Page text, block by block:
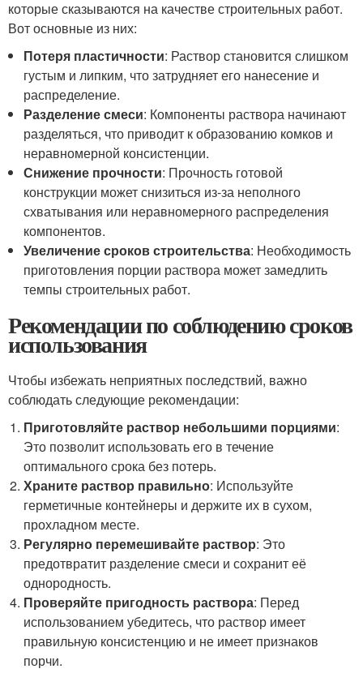
которые сказываются на качестве строительных работ.
Вот основные из них:
Потеря пластичности: Раствор становится слишком
густым и липким, что затрудняет его нанесение и
распределение.
Разделение смеси: Компоненты раствора начинают
разделяться, что приводит к образованию комков и
неравномерной консистенции.
Снижение прочности: Прочность готовой
конструкции может снизиться из-за неполного
схватывания или неравномерного распределения
компонентов.
Увеличение сроков строительства: Необходимость
приготовления порции раствора может замедлить
темпы строительных работ.
Рекомендации по соблюдению сроков
использования
Чтобы избежать неприятных последствий, важно
соблюдать следующие рекомендации:
Приготовляйте раствор небольшими порциями:
Это позволит использовать его в течение
оптимального срока без потерь.
Храните раствор правильно: Используйте
герметичные контейнеры и держите их в сухом,
прохладном месте.
Регулярно перемешивайте раствор: Это
предотвратит разделение смеси и сохранит её
однородность.
Проверяйте пригодность раствора: Перед
использованием убедитесь, что раствор имеет
правильную консистенцию и не имеет признаков
порчи.